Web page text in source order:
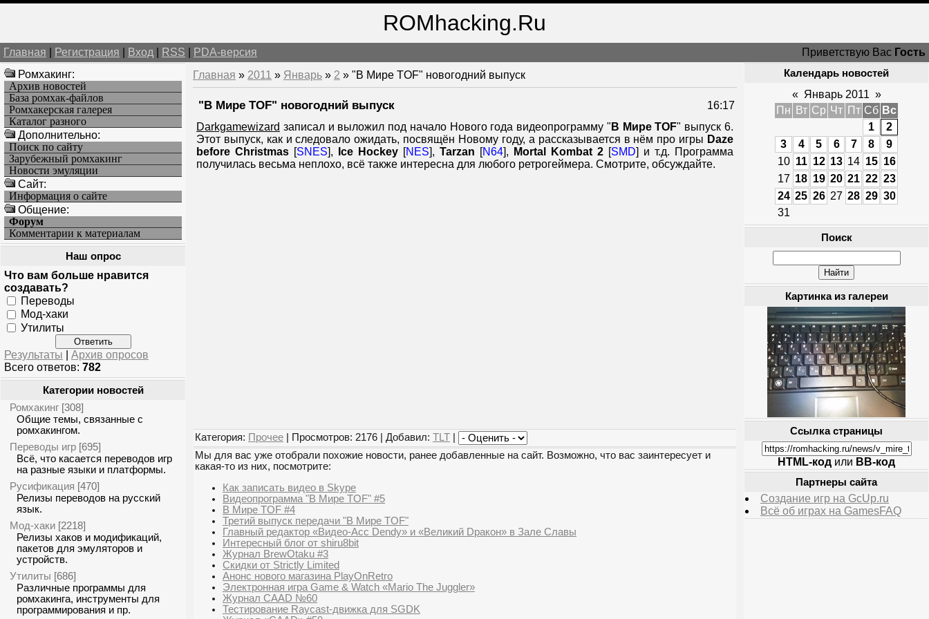
ROMhacking.Ru
Главная Регистрация Вход RSS PDA-версия Приветствую Вас Гость
Ромхакинг:
Архив новостей
База ромхак-файлов
Ромхакерская галерея
Каталог разного
Дополнительно:
Поиск по сайту
Зарубежный ромхакинг
Новости эмуляции
Cайт:
Информация о сайте
Общение:
Форум
Комментарии к материалам
Наш опрос
Что вам больше нравится
создавать?
Переводы
Мод-хаки
Утилиты
Результаты
Архив опросов
Всего ответов: 782
Категории новостей
Ромхакинг [308]
Общие темы, связанные с
ромхакингом.
Переводы игр [695]
Всё, что касается переводов игр
на разные языки и платформы.
Русификация [470]
Релизы переводов на русский
язык.
Мод-хаки [2218]
Релизы хаков и модификаций,
пакетов для эмуляторов и
устройств.
Утилиты [686]
Различные программы для
ромхакинга, инструменты для
программирования и пр.
Главная » 2011 » Январь » 2 » "В Мире TOF" новогодний выпуск
"В Мире TOF" новогодний выпуск
16:17
Darkgamewizard записал и выложил под начало Нового года видеопрограмму " В Мире TOF" выпуск 6.
Этот выпуск, как и следовало ожидать, посвящён Новому году, а рассказывается в нём про игры Daze
before Christmas [SNES], Ice Hockey [NES], Tarzan [N64], Mortal Kombat 2 [SMD] и т.д. Программа
получилась весьма неплохо, всё также интересна для любого ретрогеймера. Смотрите, обсуждайте.
Категория: Прочее | Просмотров: 2176 | Добавил: TLT
Мы для вас уже отобрали похожие новости, ранее добавленные на сайт. Возможно, что вас заинтересует и
какая-то из них, посмотрите:
Как записать видео в Skype
Видеопрограмма "В Мире TOF" #5
В Мире TOF #4
Третий выпуск передачи "В Мире TOF"
Главный редактор «Видео-Асс Dendy» и «Великий Dракон» в Зале Славы
Интересный блог от shiru8bit
Журнал BrewOtaku #3
Скидки от Strictly Limited
Анонс нового магазина PlayOnRetro
Электронная игра Game & Watch «Mario The Juggler»
Журнал CAAD №60
Тестирование Raycast-движка для SGDK
Календарь новостей
« Январь 2011 »
Пн
Вт Ср Чт Пт Сб Вс
1
2
3
4 5 6 7 8
9
10 11 12 13 14 15 16
17 18 19 20 21 22 23
24 25 26 27 28 29 30
31
Поиск
Картинка из галереи
Ссылка страницы
HTML-код или BB-код
Партнеры сайта
Создание игр на GcUp.ru
Всё об играх на GamesFAQ